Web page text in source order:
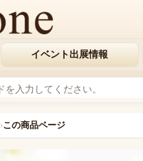
イベント出展情報
›この商品ページ